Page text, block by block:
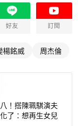
好友 訂閱
楊銘威 周杰倫
！搭陳珮騏演夫
了：想再生女兒